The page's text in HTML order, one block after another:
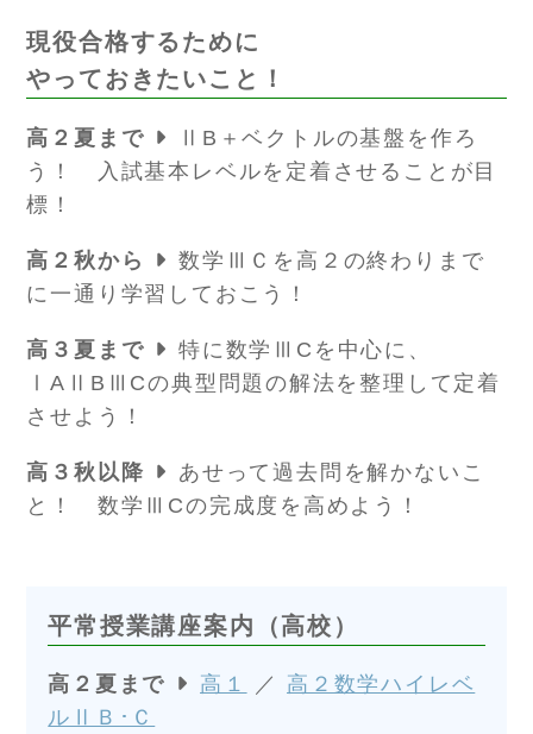
現役合格するために
やっておきたいこと！
高２夏まで
ⅡB＋ベクトルの基盤を作ろ
う！ 入試基本レベルを定着させることが目
標！
高２秋から
数学ⅢＣを高２の終わりまで
に一通り学習しておこう！
高３夏まで
特に数学ⅢCを中心に、
ⅠAⅡBⅢCの典型問題の解法を整理して定着
させよう！
高３秋以降
あせって過去問を解かないこ
と！ 数学ⅢCの完成度を高めよう！
平常授業講座案内（高校）
高２夏まで 高１ ／ 高２数学ハイレベ
ルⅡＢ･Ｃ